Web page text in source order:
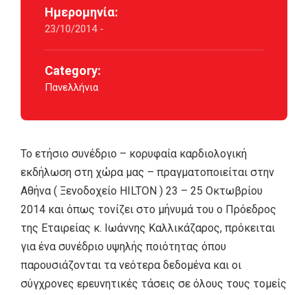
Ημερομηνία:
23/10/2014 -
Category:
Πανελλήνια
Το ετήσιο συνέδριο – κορυφαία καρδιολογική
εκδήλωση στη χώρα μας – πραγματοποιείται στην
Αθήνα ( Ξενοδοχείο HILTON ) 23 – 25 Οκτωβρίου
2014 και όπως τονίζει στο μήνυμά του ο Πρόεδρος
της Εταιρείας κ. Ιωάννης Καλλικάζαρος, πρόκειται
για ένα συνέδριο υψηλής ποιότητας όπου
παρουσιάζονται τα νεότερα δεδομένα και οι
σύγχρονες ερευνητικές τάσεις σε όλους τους τομείς